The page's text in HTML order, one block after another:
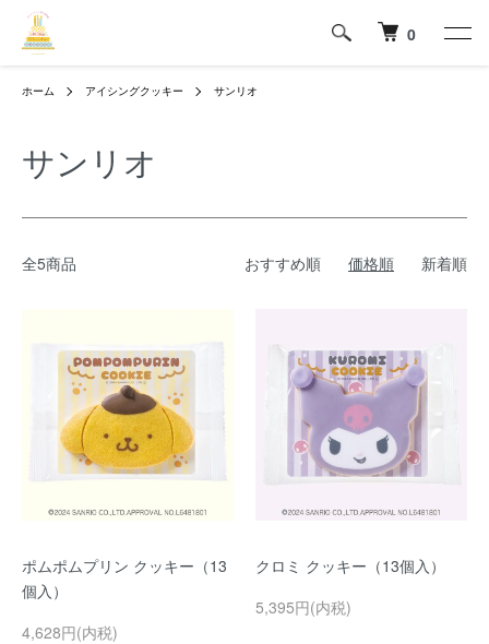
0
ホーム アイシングクッキー サンリオ
サンリオ
全5商品 おすすめ順 価格順 新着順
ポムポムプリン クッキー（13
個入）
4,628円(内税)
クロミ クッキー（13個入）
5,395円(内税)